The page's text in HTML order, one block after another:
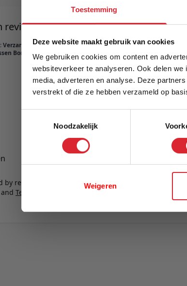
Toestemming
Deze website maakt gebruik van cookies
We gebruiken cookies om content en
websiteverkeer te analyseren. Ook delen
media, adverteren en analyse. Deze
verstrekt of die ze hebben verzameld op
Noodzakelijk
Weigeren
review
Verzamelaar
Bordeaux Rood
reCAPTCHA - the
and Terms of Service
Schrijf je